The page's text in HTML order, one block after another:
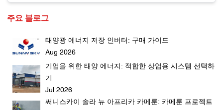
주요 블로그
태양광 에너지 저장 인버터: 구매 가이드
Aug 2026
기업을 위한 태양 에너지: 적합한 상업용 시스템 선택하
기
Jul 2026
써니스카이 솔라 뉴 아프리카 카메룬: 카메룬 프로젝트